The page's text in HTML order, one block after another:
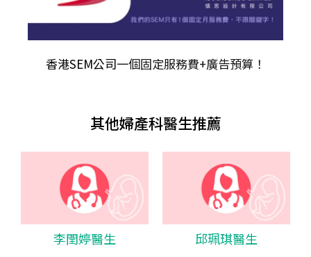
香港SEM公司一個固定服務費+廣告預算！
其他婦產科醫生推薦
李閏婷醫生 邱珮琪醫生